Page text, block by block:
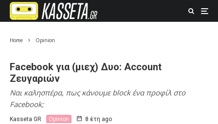
Home Opinion
Facebook για (μιεχ) Δυο: Account
Ζευγαριών
Ναι καλησπέρα, πως κάνουμε block ένα προφίλ στο
Facebook;
Kasseta GR Opinion 8 έτη ago